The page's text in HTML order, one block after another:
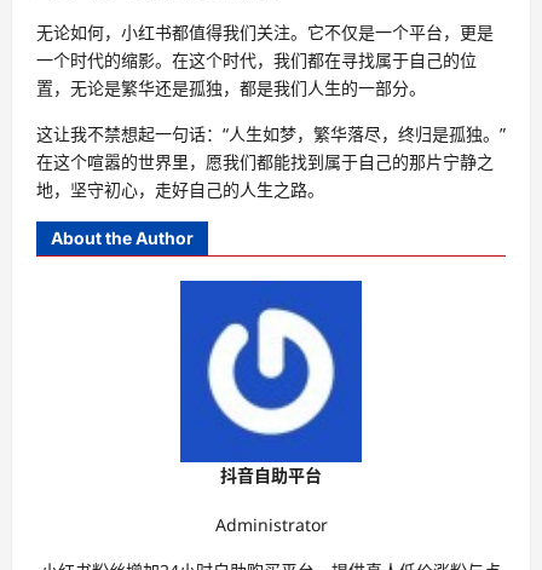
无论如何，小红书都值得我们关注。它不仅是一个平台，更是
一个时代的缩影。在这个时代，我们都在寻找属于自己的位
置，无论是繁华还是孤独，都是我们人生的一部分。
这让我不禁想起一句话：“人生如梦，繁华落尽，终归是孤独。”
在这个喧嚣的世界里，愿我们都能找到属于自己的那片宁静之
地，坚守初心，走好自己的人生之路。
About the Author
抖音自助平台
Administrator